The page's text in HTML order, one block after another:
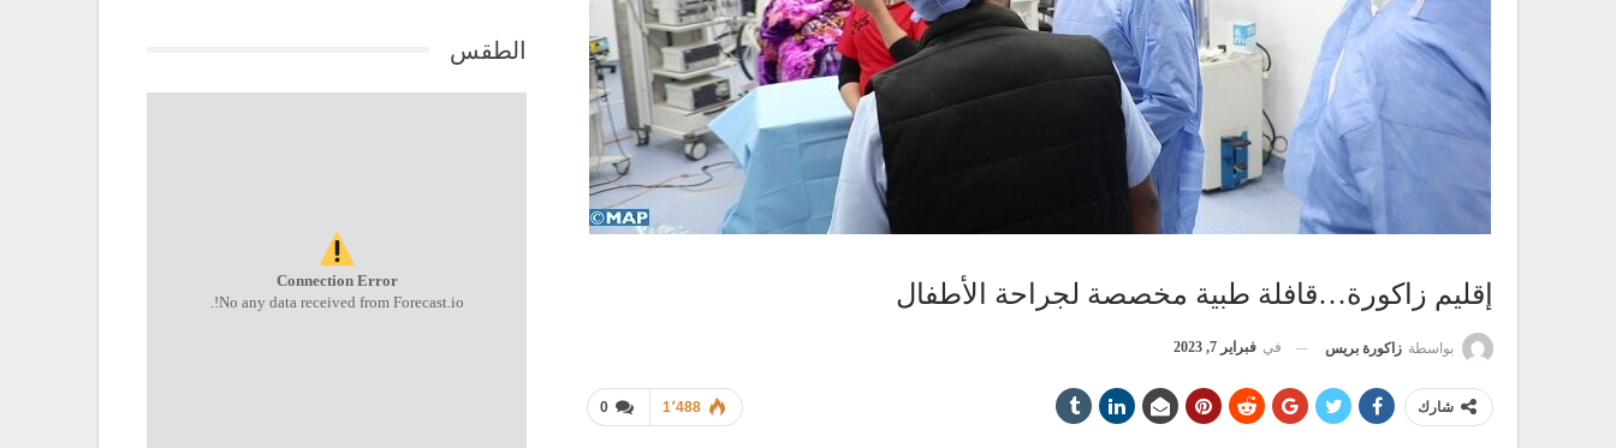
إقليم زاكورة…قافلة طبية مخصصة لجراحة الأطفال
بواسطة زاكورة بريس في فبراير 7, 2023
0 1٬488 شارك
الطقس
Connection Error
No any data received from Forecast.io!.